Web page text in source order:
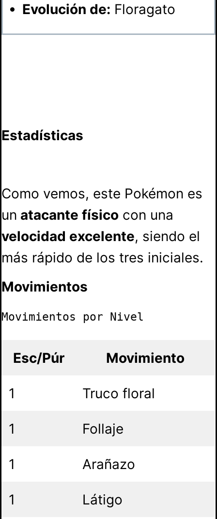
Evolución de: Floragato
Estadísticas
Como vemos, este Pokémon es
un atacante físico con una
velocidad excelente, siendo el
más rápido de los tres iniciales.
Movimientos
Movimientos por Nivel
Esc/Púr Movimiento
1 Truco floral
1 Follaje
1 Arañazo
1 Látigo